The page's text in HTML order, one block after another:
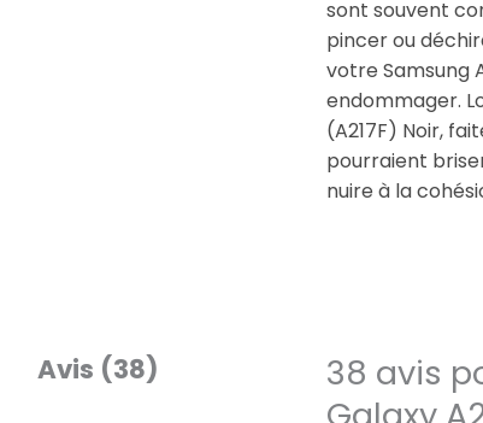
sont souvent
pincer ou
votre Samsung
endommager.
(A217F) Noir,
pourraient
nuire à la
Avis (38) 38 avis